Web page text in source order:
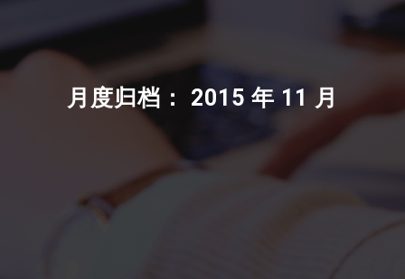
月度归档： 2015 年 11 月